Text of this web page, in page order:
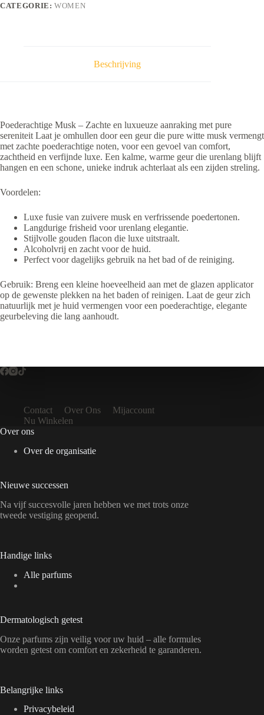
CATEGORIE:WOMEN
Beschrijving
Poederachtige Musk – Zachte en luxueuze aanraking met pure
sereniteit Laat je omhullen door een geur die pure witte musk vermengt
met zachte poederachtige noten, voor een gevoel van comfort,
zachtheid en verfijnde luxe. Een kalme, warme geur die urenlang blijft
hangen en een schone, unieke indruk achterlaat als een zijden streling.
Voordelen:
Luxe fusie van zuivere musk en verfrissende poedertonen.
Langdurige frisheid voor urenlang elegantie.
Stijlvolle gouden flacon die luxe uitstraalt.
Alcoholvrij en zacht voor de huid.
Perfect voor dagelijks gebruik na het bad of de reiniging.
Gebruik: Breng een kleine hoeveelheid aan met de glazen applicator
op de gewenste plekken na het baden of reinigen. Laat de geur zich
natuurlijk met je huid vermengen voor een poederachtige, elegante
geurbeleving die lang aanhoudt.
Contact Over Ons
Mijaccount
Nu Winkelen
Over ons
Over de organisatie
Nieuwe successen
Na vijf succesvolle jaren hebben we met trots onze
tweede vestiging geopend.
Handige links
Alle parfums
Dermatologisch getest
Onze parfums zijn veilig voor uw huid – alle formules
worden getest om comfort en zekerheid te garanderen.
Belangrijke links
Privacybeleid